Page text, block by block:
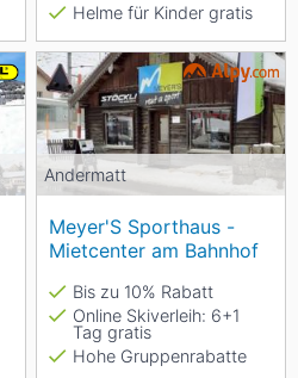
Helme für Kinder gratis
Andermatt
Meyer'S Sporthaus -
Mietcenter am Bahnhof
Bis zu 10% Rabatt
Online Skiverleih: 6+1
Tag gratis
Hohe Gruppenrabatte